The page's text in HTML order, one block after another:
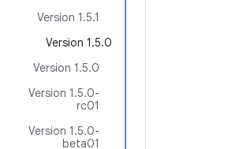
Version 1.5.1
Version 1.5.0
Version 1.5.0
Version 1.5.0-
rc01
Version 1.5.0-
beta01